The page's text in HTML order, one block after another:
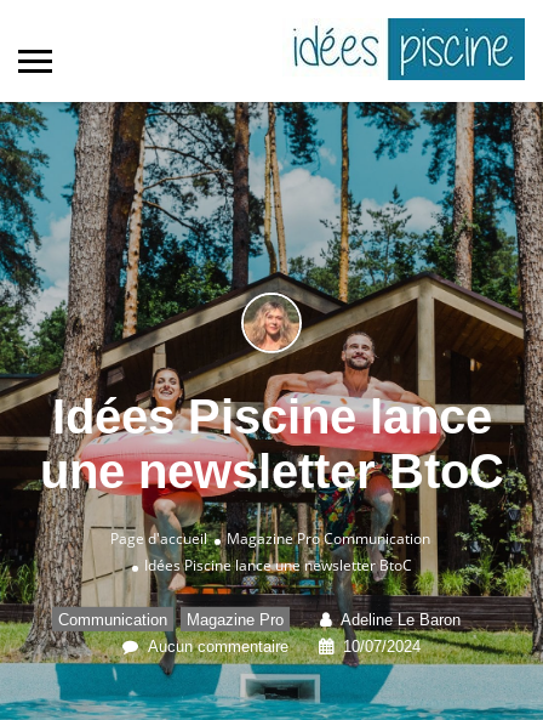
Idées Piscine lance
une newsletter BtoC
Page d'accueil Magazine ProCommunication
Idées Piscine lance une newsletter BtoC
Communication , Magazine Pro
Adeline Le Baron
Aucun commentaire
10/07/2024